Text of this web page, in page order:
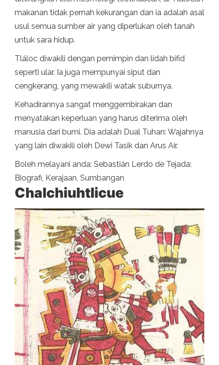
makanan tidak pernah kekurangan dan ia adalah asal
usul semua sumber air yang diperlukan oleh tanah
untuk sara hidup.
Tláloc diwakili dengan pemimpin dan lidah bifid
seperti ular. Ia juga mempunyai siput dan
cengkerang, yang mewakili watak suburnya.
Kehadirannya sangat menggembirakan dan
menyatakan keperluan yang harus diterima oleh
manusia dari bumi. Dia adalah Dual Tuhan: Wajahnya
yang lain diwakili oleh Dewi Tasik dan Arus Air.
Boleh melayani anda: Sebastián Lerdo de Tejada:
Biografi, Kerajaan, Sumbangan
Chalchiuhtlicue